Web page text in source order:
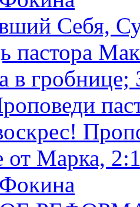
Себя,
пастора
в
от Марка,